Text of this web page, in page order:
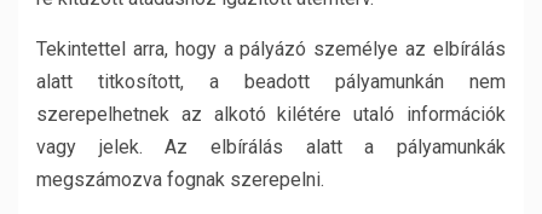
Tekintettel arra, hogy a pályázó személye az elbírálás
alatt titkosított, a beadott pályamunkán nem
szerepelhetnek az alkotó kilétére utaló információk
vagy jelek. Az elbírálás alatt a pályamunkák
megszámozva fognak szerepelni.